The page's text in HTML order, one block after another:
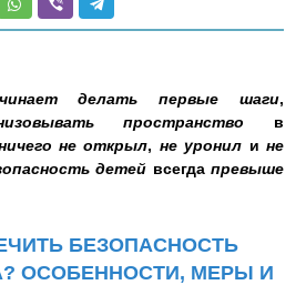
делать первые шаги,
пространство в
не открыл, не уронил ине
детей всегдапревыше
БЕЗОПАСНОСТЬ
ОСОБЕННОСТИ, МЕРЫ И